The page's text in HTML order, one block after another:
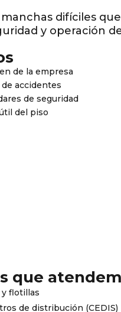
difíciles
y operación
de la empresa
accidentes
de seguridad
del piso
que
flotillas
de distribución (CEDIS)